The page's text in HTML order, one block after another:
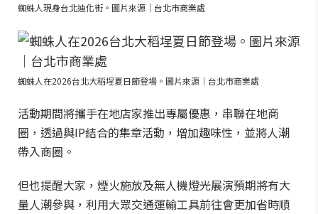
蜘蛛人現身台北迪化街。圖片來源｜台北市商業處
蜘蛛人在2026台北大稻埕夏日節登場。圖片來源｜台北市商業處
活動期間將攜手在地店家推出專屬優惠，串聯在地商
圈，透過與IP結合的集章活動，增加趣味性，並將人潮
帶入商圈。
但也提醒大家，煙火施放及無人機燈光展演預期將有大
量人潮參與，利用大眾交通運輸工具前往會更加省時順